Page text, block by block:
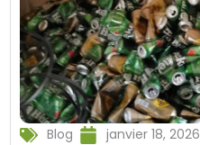
Blog janvier 18, 2026